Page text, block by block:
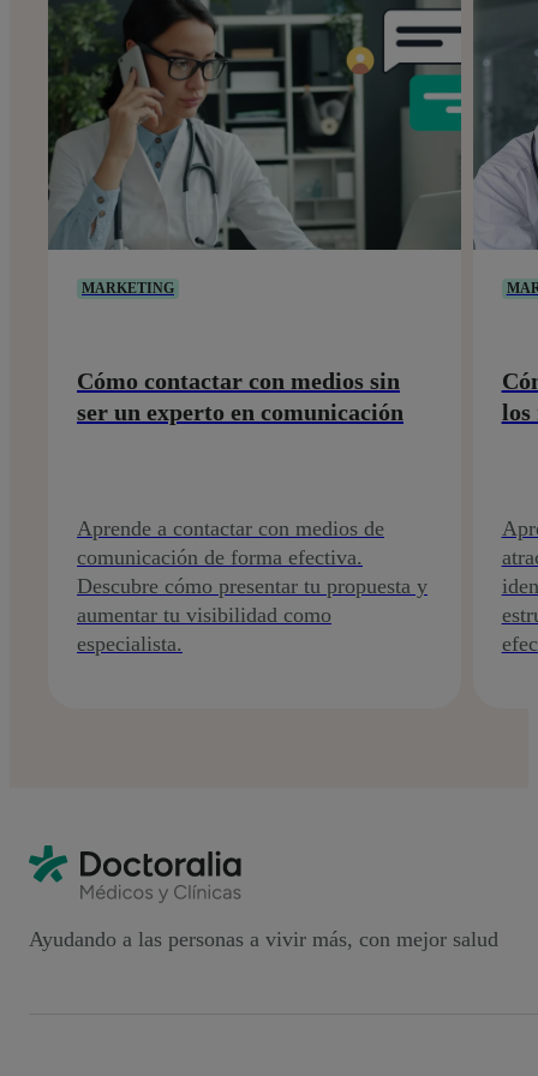
MARKETING
Cómo contactar con medios sin
ser un experto en comunicación
Aprende a contactar con medios de
comunicación de forma efectiva.
Descubre cómo presentar tu propuesta y
aumentar tu visibilidad como
especialista.
los
Ayudando a las personas a vivir más, con mejor salud